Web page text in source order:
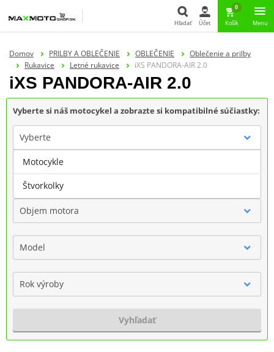
Hľadať
Hľadať Účet
0
Košík Menu
Domov PRILBY A OBLEČENIE OBLEČENIE
Oblečenie a prilby
Rukavice
Letné rukavice iXS PANDORA-AIR 2.0
iXS PANDORA-AIR 2.0
Vyberte si náš motocykel a zobrazte si kompatibilné súčiastky:
Vyberte
Značka
Objem motora
Model
Rok výroby
Vyhľadať
Motocykle
Štvorkolky